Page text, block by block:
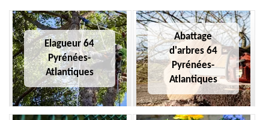
Elagueur 64
Pyrénées-
Atlantiques
Abattage
d'arbres 64
Pyrénées-
Atlantiques